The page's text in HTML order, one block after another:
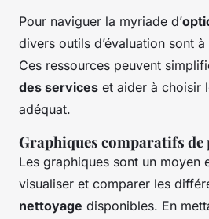
Pour naviguer la myriade d’
divers outils d’évaluation sont
Ces ressources peuvent
des services et aider à choisir
adéquat.
Graphiques comparatifs
Les graphiques sont un moyen
visualiser et comparer les
nettoyage disponibles. En